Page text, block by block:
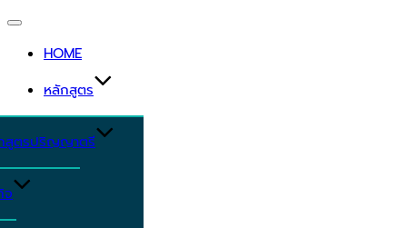
Toggle
navigation
HOME
หลักสูตร
สูตรปริญญาตรี
จ